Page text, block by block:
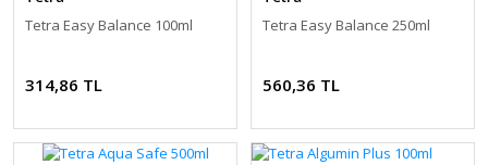
Tetra Easy Balance 100ml
314,86 TL
Tetra Easy Balance 250ml
560,36 TL